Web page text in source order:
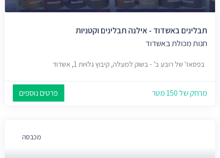
תבלינים באשדוד - אילנה תבלינים וקטניות
חנות מכולת באשדוד
בפסאז' של רובע ב' - בשוק למעלה, קיבוץ גלויות 1, אשדוד
מרחק של 150 מטר פרטים נוספים
מכבסה